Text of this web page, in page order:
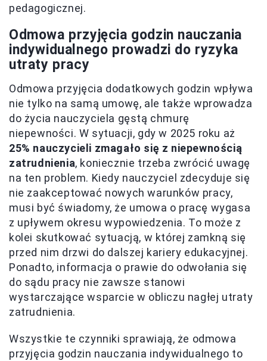
pedagogicznej.
Odmowa przyjęcia godzin nauczania
indywidualnego prowadzi do ryzyka
utraty pracy
Odmowa przyjęcia dodatkowych godzin wpływa
nie tylko na samą umowę, ale także wprowadza
do życia nauczyciela gęstą chmurę
niepewności. W sytuacji, gdy w 2025 roku aż
25% nauczycieli zmagało się z niepewnością
zatrudnienia, koniecznie trzeba zwrócić uwagę
na ten problem. Kiedy nauczyciel zdecyduje się
nie zaakceptować nowych warunków pracy,
musi być świadomy, że umowa o pracę wygasa
z upływem okresu wypowiedzenia. To może z
kolei skutkować sytuacją, w której zamkną się
przed nim drzwi do dalszej kariery edukacyjnej.
Ponadto, informacja o prawie do odwołania się
do sądu pracy nie zawsze stanowi
wystarczające wsparcie w obliczu nagłej utraty
zatrudnienia.
Wszystkie te czynniki sprawiają, że odmowa
przyjęcia godzin nauczania indywidualnego to